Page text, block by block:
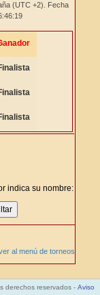
(UTC +2). Fecha
indica su nombre:
al menú de torneos
derechos reservados - Aviso